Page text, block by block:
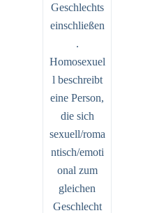
Geschlechts
einschließen
.
Homosexuel
l beschreibt
eine Person,
die sich
sexuell/roma
ntisch/emoti
onal zum
gleichen
Geschlecht